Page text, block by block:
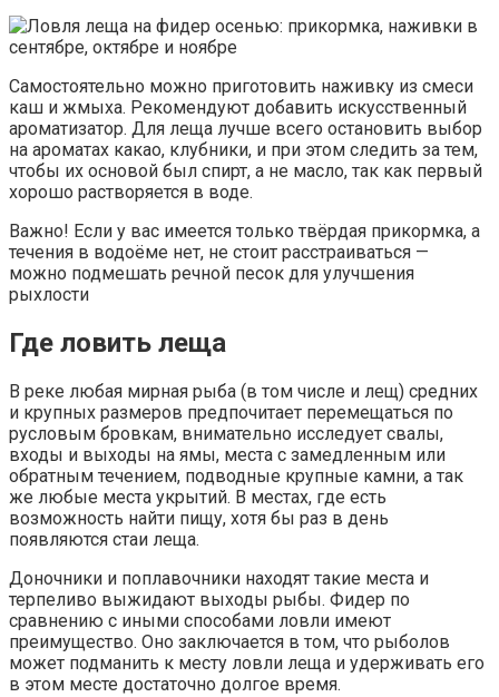
Самостоятельно можно приготовить наживку из смеси
каш и жмыха. Рекомендуют добавить искусственный
ароматизатор. Для леща лучше всего остановить выбор
на ароматах какао, клубники, и при этом следить за тем,
чтобы их основой был спирт, а не масло, так как первый
хорошо растворяется в воде.
Важно! Если у вас имеется только твёрдая прикормка, а
течения в водоёме нет, не стоит расстраиваться —
можно подмешать речной песок для улучшения
рыхлости
Где ловить леща
В реке любая мирная рыба (в том числе и лещ) средних
и крупных размеров предпочитает перемещаться по
русловым бровкам, внимательно исследует свалы,
входы и выходы на ямы, места с замедленным или
обратным течением, подводные крупные камни, а так
же любые места укрытий. В местах, где есть
возможность найти пищу, хотя бы раз в день
появляются стаи леща.
Доночники и поплавочники находят такие места и
терпеливо выжидают выходы рыбы. Фидер по
сравнению с иными способами ловли имеют
преимущество. Оно заключается в том, что рыболов
может подманить к месту ловли леща и удерживать его
в этом месте достаточно долгое время.